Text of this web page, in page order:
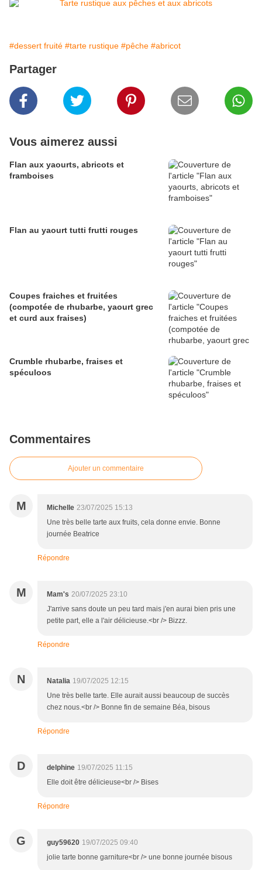
#dessert fruité #tarte rustique #pêche #abricot
Partager
Vous aimerez aussi
Flan aux yaourts, abricots et
framboises
Flan au yaourt tutti frutti rouges
Coupes fraiches et fruitées
(compotée de rhubarbe, yaourt grec
et curd aux fraises)
Crumble rhubarbe, fraises et
spéculoos
Commentaires
Ajouter un commentaire
M Michelle 23/07/2025 15:13
Une très belle tarte aux fruits, cela donne envie. Bonne
journée Beatrice
Répondre
M Mam's 20/07/2025 23:10
J'arrive sans doute un peu tard mais j'en aurai bien pris une
petite part, elle a l'air délicieuse.<br /> Bizzz.
Répondre
N Natalia 19/07/2025 12:15
Une très belle tarte. Elle aurait aussi beaucoup de succès
chez nous.<br /> Bonne fin de semaine Béa, bisous
Répondre
D delphine 19/07/2025 11:15
Elle doit être délicieuse<br /> Bises
Répondre
G guy59620 19/07/2025 09:40
jolie tarte bonne garniture<br /> une bonne journée bisous